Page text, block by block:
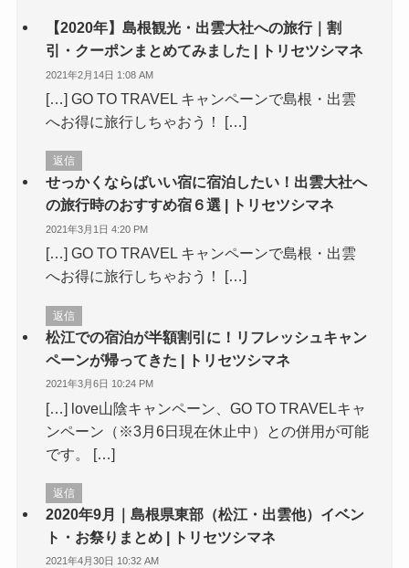
【2020年】島根観光・出雲大社への旅行｜割
引・クーポンまとめてみました | トリセツシマネ
2021年2月14日 1:08 AM
[…] GO TO TRAVEL キャンペーンで島根・出雲
へお得に旅行しちゃおう！ […]
返信
せっかくならばいい宿に宿泊したい！出雲大社へ
の旅行時のおすすめ宿６選 | トリセツシマネ
2021年3月1日 4:20 PM
[…] GO TO TRAVEL キャンペーンで島根・出雲
へお得に旅行しちゃおう！ […]
返信
松江での宿泊が半額割引に！リフレッシュキャン
ペーンが帰ってきた | トリセツシマネ
2021年3月6日 10:24 PM
[…] love山陰キャンペーン、GO TO TRAVELキャ
ンペーン（※3月6日現在休止中）との併用が可能
です。 […]
返信
2020年9月｜島根県東部（松江・出雲他）イベン
ト・お祭りまとめ | トリセツシマネ
2021年4月30日 10:32 AM